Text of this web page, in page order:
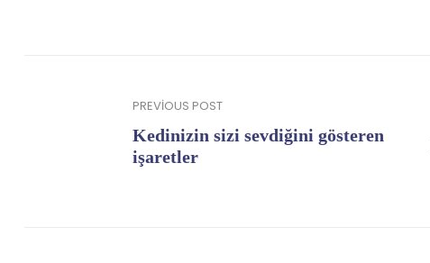
PREVIOUS POST
Kedinizin sizi sevdiğini gösteren
işaretler